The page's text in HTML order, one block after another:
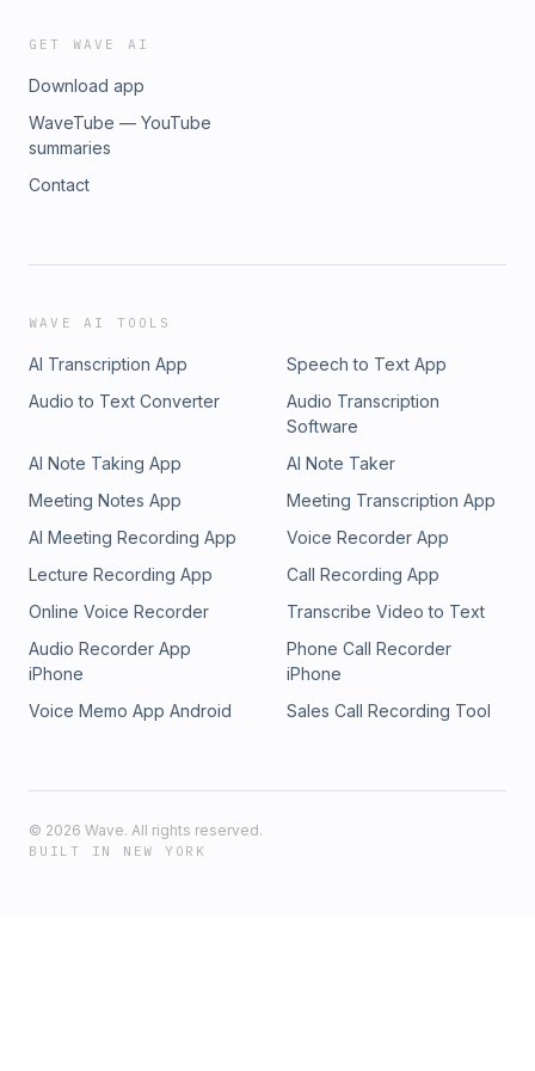
d&#39;écoute favorite.▬▬▬▬▬▬▬▬▬▬ Me suivre
⁠⁠⁠⁠⁠⁠⁠⁠⁠⁠⁠⁠⁠⁠⁠⁠⁠⁠⁠⁠⁠⁠⁠⁠⁠⁠⁠⁠⁠instagram.com/majormouvement⁠⁠⁠⁠⁠⁠⁠⁠⁠⁠⁠⁠⁠⁠⁠⁠⁠⁠⁠⁠⁠⁠⁠⁠⁠⁠⁠⁠⁠Mes formations :
⁠⁠⁠⁠⁠⁠⁠⁠⁠⁠⁠⁠⁠⁠⁠⁠⁠⁠⁠⁠⁠⁠⁠⁠⁠⁠⁠⁠⁠https://www.itmp.fr/⁠⁠⁠⁠⁠⁠⁠⁠⁠⁠⁠⁠⁠⁠⁠⁠⁠⁠⁠⁠⁠⁠⁠⁠⁠⁠⁠⁠⁠Contact : ⁠⁠⁠⁠⁠⁠⁠⁠⁠⁠⁠⁠⁠⁠majormouvement@fraichtouch.com⁠⁠⁠
GET WAVE AI
Download app
WaveTube — YouTube
summaries
Contact
WAVE AI TOOLS
AI Transcription App
Speech to Text App
Audio to Text Converter
Audio Transcription
Software
AI Note Taking App
AI Note Taker
Meeting Notes App
Meeting Transcription App
AI Meeting Recording App
Voice Recorder App
Lecture Recording App
Call Recording App
Online Voice Recorder
Transcribe Video to Text
Audio Recorder App
iPhone
Phone Call Recorder
iPhone
Voice Memo App Android
Sales Call Recording Tool
© 2026 Wave. All rights reserved.
BUILT IN NEW YORK